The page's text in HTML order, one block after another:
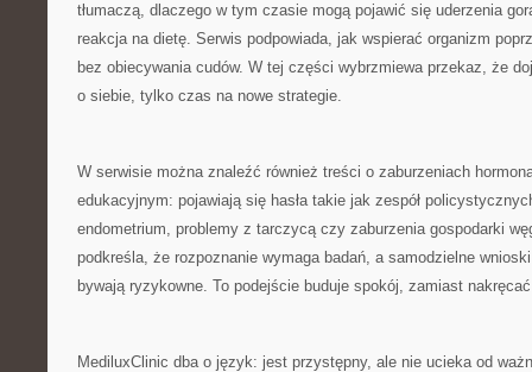
tłumaczą, dlaczego w tym czasie mogą pojawić się uderzenia
reakcja na dietę. Serwis podpowiada, jak wspierać organizm
bez obiecywania cudów. W tej części wybrzmiewa przekaz, że
o siebie, tylko czas na nowe strategie.
W serwisie można znaleźć również treści o zaburzeniach
edukacyjnym: pojawiają się hasła takie jak zespół
endometrium, problemy z tarczycą czy zaburzenia gospodarki
podkreśla, że rozpoznanie wymaga badań, a samodzielne
bywają ryzykowne. To podejście buduje spokój, zamiast
MediluxClinic dba o język: jest przystępny, ale nie ucieka od